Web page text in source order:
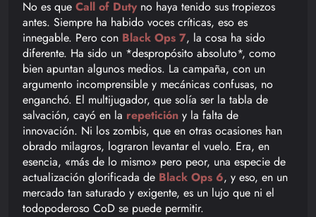
No es que Call of Duty no haya tenido sus tropiezos
antes. Siempre ha habido voces críticas, eso es
innegable. Pero con Black Ops 7, la cosa ha sido
diferente. Ha sido un *despropósito absoluto*, como
bien apuntan algunos medios. La campaña, con un
argumento incomprensible y mecánicas confusas, no
enganchó. El multijugador, que solía ser la tabla de
salvación, cayó en la repetición y la falta de
innovación. Ni los zombis, que en otras ocasiones han
obrado milagros, lograron levantar el vuelo. Era, en
esencia, «más de lo mismo» pero peor, una especie de
actualización glorificada de Black Ops 6, y eso, en un
mercado tan saturado y exigente, es un lujo que ni el
todopoderoso CoD se puede permitir.